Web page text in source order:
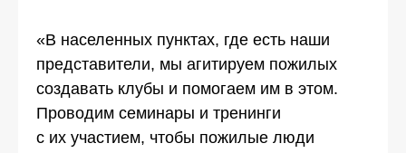
«В населенных пунктах, где есть наши
представители, мы агитируем пожилых
создавать клубы и помогаем им в этом.
Проводим семинары и тренинги
с их участием, чтобы пожилые люди